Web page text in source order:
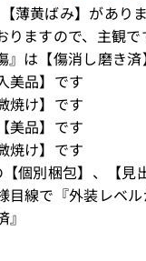
黄ばみ】があり
ますので、主観で
は【傷消し磨き済
美品】です
焼け】です
美品】です
焼け】です
個別梱包】、【見
線で『外装レベル